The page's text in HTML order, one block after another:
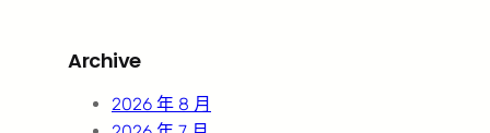
c
Archive
2026 年 8 月